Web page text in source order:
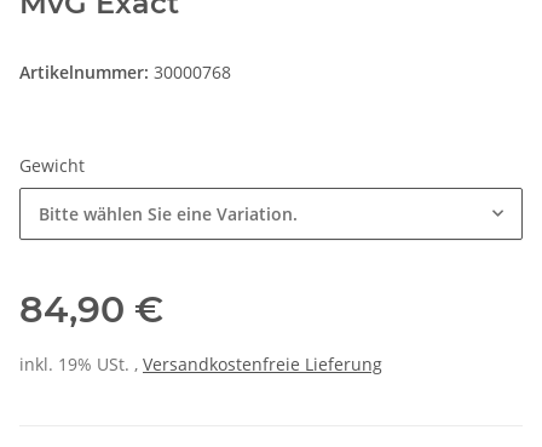
Artikelnummer: 30000768
Gewicht
Bitte wählen Sie eine Variation.
84,90 €
inkl. 19% USt. , Versandkostenfreie Lieferung